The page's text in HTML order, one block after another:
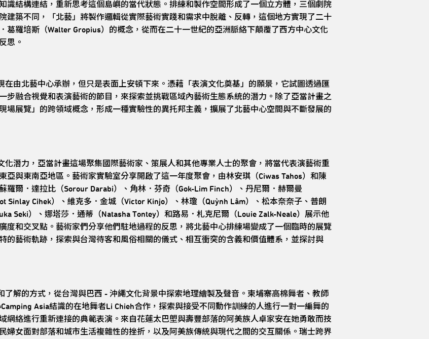
識結構連結，重新思考這個島嶼的當代狀態。排練和製作空間形成了一個立方體，三個劇院
建築不同，「北藝」將製作邏輯從實際藝術實踐和需求中脫離、反轉，這個地方實現了二十
葛羅培斯（Walter Gropius）的概念，從而在二十一世紀的亞洲脈絡下顛覆了西方中心文化
思。
由北藝中心承辦，但只是表面上安頓下來。憑藉「表演文化奠基」的願景，它試圖透過匯
步融合視覺和表演藝術的節目，來探索並挑戰區域內藝術生態系統的潛力。除了亞當計畫之
場展覽」的跨領域概念，形成一種實驗性的異托邦主義，擴展了北藝中心空間與不斷發展的
潛力，亞當計畫這場聚集國際藝術家、策展人和其他專業人士的聚會，將當代表演藝術重
亞與東南亞地區。藝術家實驗室分享開啟了這一年度聚會，由林安琪（Ciwas Tahos）和陳
羅爾．達拉比（Sorour Darabi）、角林．芬奇（Gok-Lim Finch）、丹尼爾．赫爾曼
Sinlay Cihek）、維克多．金城（Victor Kinjo）、林瓊（Quỳnh Lâm）、松本奈奈子、普朗
Seki）、娜塔莎．通蒂（Natasha Tontey）和路易．札克尼爾（Louie Zalk-Neale）展示他
度和交叉點。藝術家們分享他們駐地過程的反思，將北藝中心排練場變成了一個臨時的展覽
的藝術軌跡，探索與台灣待客和風俗相關的儀式、相互衝突的含義和價值體系，並探討與
解的方式，從台灣與巴西 - 沖繩文化背景中探索地理繪製及聲音。柬埔寨高棉舞者、教師
Asia結識的在地舞者Li Chieh合作，探索與接受不同動作訓練的人進行一對一編舞的
網絡進行重新連接的典範表演。來自花蓮太巴塱與壽豐部落的阿美族人卓家安在她勇敢而技
婦女面對部落和城市生活複雜性的挫折，以及阿美族傳統與現代之間的交互關係。瑞士跨界